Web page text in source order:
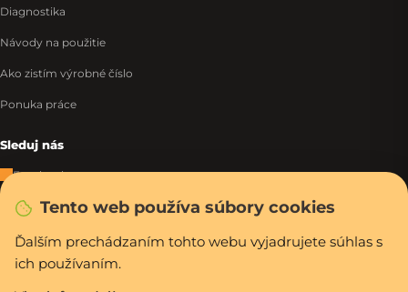
Tento web používa súbory cookies
Ďalším prechádzaním tohto webu vyjadrujete súhlas s
ich používaním.
Diagnostika
Návody na použitie
Ako zistím výrobné číslo
Ponuka práce
Sleduj nás
Facebook
Instagram
Tiktok
WhatsApp